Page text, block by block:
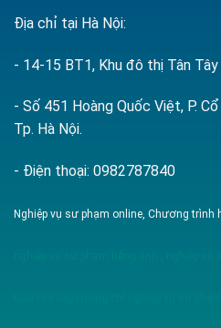
Địa chỉ tại Hà Nội:
- 14-15 BT1, Khu đô thị Tân
- Số 451 Hoàng Quốc Việt, P.
Tp. Hà Nội.
- Điện thoại: 0982787840
Nghiệp vụ sư phạm online, Chương trình